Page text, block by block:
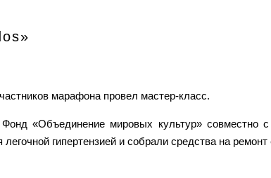
марафона провел мастер-класс.
«Объединение мировых культур» совместно
гипертензией и собрали средства на